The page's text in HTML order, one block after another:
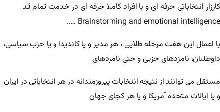
کارزار انتخاباتی حرفه ای و با افراد کاملا حرفه ای در خدمت تمام قد
Brainstorming and emotional intelligence …..
با اعمال این هفت مرحله طلایی ، هر مدیر و یا کاندیدا و یا حزب سیاسی،
داوطلبان، نامزدهای حزبی و حتی نامزدهای
مستقل می توانند از نتیجه انتخابات پیروزمندانه در هر انتخاباتی در ایران
و یا ایالات متحده آمریکا و یا هر کجای جهان